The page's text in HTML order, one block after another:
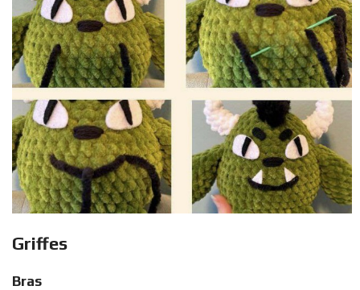
Griffes
Bras